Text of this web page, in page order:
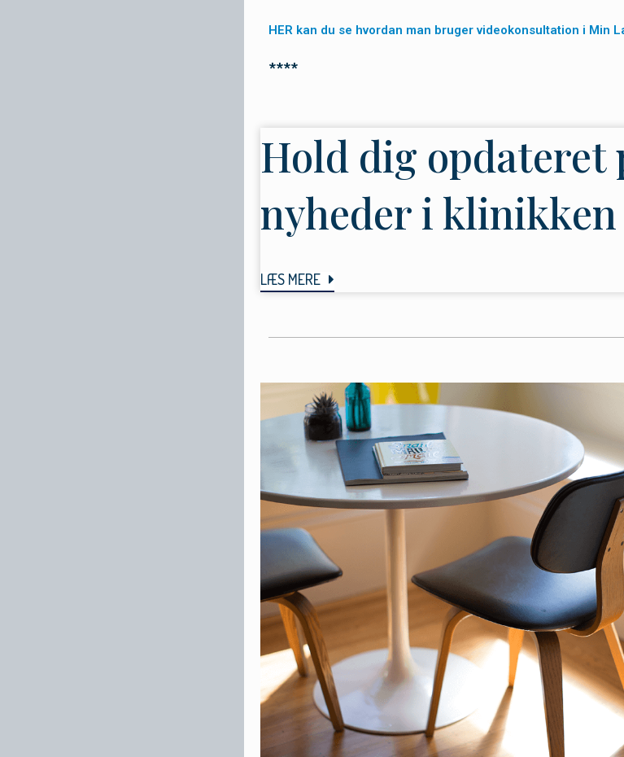
HER kan du se hvordan man bruger videokonsultation i Min
****
Hold dig opdateret
nyheder i klinikken
LÆS MERE